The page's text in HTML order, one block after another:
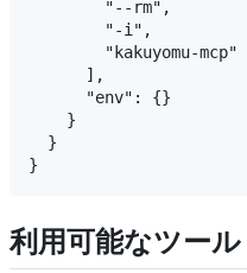
        "--rm",
        "-i",
        "kakuyomu-mcp"
      ],
      "env": {}
    }
  }
利用可能なツール